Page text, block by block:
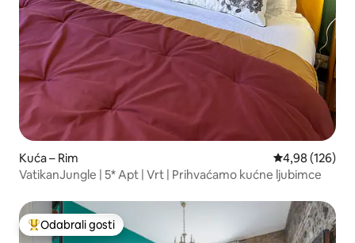
Kuća – Rim Prosječna
4,98 (126)
VatikanJungle | 5* Apt | Vrt | Prihvaćamo kućne ljubimce
Među najviše rangiranima s oznakom „Odabrali gosti”
Odabrali gosti